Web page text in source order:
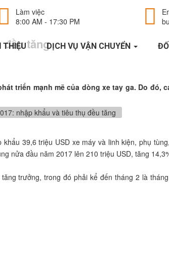
Làm việc
8:00 AM - 17:30 PM
THIỆU DỊCH VỤ VẬN CHUYỂN
đều tăng
triển mạnh mẽ của dòng xe tay ga. Do đó,
39,6 triệu USD xe máy và linh kiện, phụ
nửa đầu năm 2017 lên 210 triệu USD, tăng
trưởng, trong đó phải kể đến tháng 2 là